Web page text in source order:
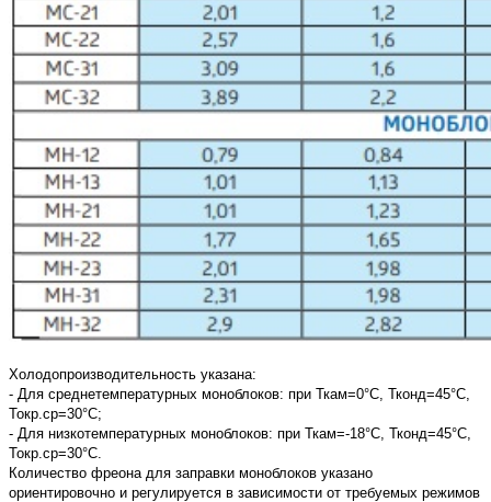
Холодопроизводительность указана:
- Для среднетемпературных моноблоков: при Ткам=0°С, Тконд=45°С,
Токр.ср=30°С;
- Для низкотемпературных моноблоков: при Ткам=-18°С, Тконд=45°С,
Токр.ср=30°С.
Количество фреона для заправки моноблоков указано
ориентировочно и регулируется в зависимости от требуемых режимов